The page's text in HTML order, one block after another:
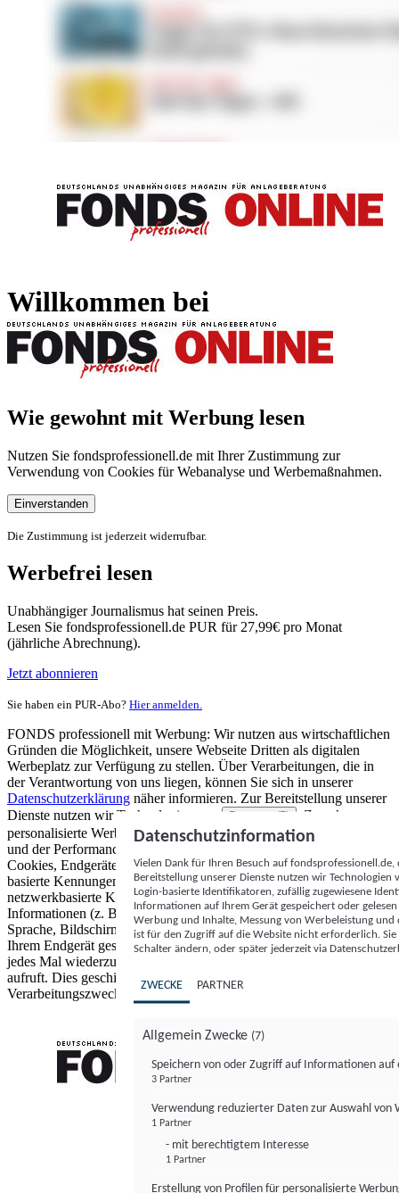
Willkommen bei
Wie gewohnt mit Werbung lesen
Nutzen Sie fondsprofessionell.de mit Ihrer Zustimmung zur
Verwendung von Cookies für Webanalyse und Werbemaßnahmen.
Einverstanden
Die Zustimmung ist jederzeit widerrufbar.
Werbefrei lesen
Unabhängiger Journalismus hat seinen Preis.
Lesen Sie fondsprofessionell.de PUR für 27,99€ pro Monat
(jährliche Abrechnung).
Jetzt abonnieren
Sie haben ein PUR-Abo? Hier anmelden.
FONDS professionell mit Werbung: Wir nutzen aus wirtschaftlichen
Gründen die Möglichkeit, unsere Webseite Dritten als digitalen
Werbeplatz zur Verfügung zu stellen. Über Verarbeitungen, die in
der Verantwortung von uns liegen, können Sie sich in unserer
Datenschutzerklärung näher informieren. Zur Bereitstellung unserer
Dienste nutzen wir Technologien von
Partnern (5)
. Zwecke:
personalisierte Werbung und Inhalte, Messung von Werbeleistung
und der Performance von Inhalten sowie Zielgruppenforschung.
Cookies, Endgeräte- oder ähnliche Online-Kennungen (z. B. login-
basierte Kennungen, zufällig generierte Kennungen,
netzwerkbasierte Kennungen) können zusammen mit anderen
Informationen (z. B. Browsertyp und Browserinformationen,
Sprache, Bildschirmgröße, unterstützte Technologien usw.) auf
Ihrem Endgerät gespeichert oder von dort ausgelesen werden, um es
jedes Mal wiederzuerkennen, wenn es eine App oder einer Webseite
aufruft. Dies geschieht für einen oder mehrere der hier aufgeführten
Verarbeitungszwecke.
Datenschutzinformation
Vielen Dank für Ihren Besuch auf
Bereitstellung unserer Dienste nutzen wir Technologien
Login-basierte Identifikatoren, zufällig zugewiesene
Informationen auf Ihrem Gerät gespeichert oder
Werbung und Inhalte, Messung von Werbeleistung
ist für den Zugriff auf die Website nicht erforderlich.
Schalter ändern, oder später jederzeit via
ZWECKE PARTNER
Allgemein Zwecke (7)
Speichern von oder Zugriff auf Informationen auf
3 Partner
Verwendung reduzierter Daten zur Auswahl von
1 Partner
- mit berechtigtem Interesse
1 Partner
Erstellung von Profilen für personalisierte
FONDS professionell